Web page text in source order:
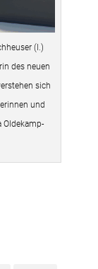
(l.)
des neuen
sich
und
Oldekamp-